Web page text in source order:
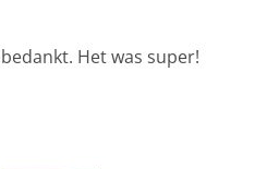
Het was super!